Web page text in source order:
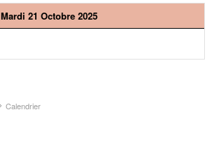
Mardi 21 Octobre 2025
Calendrier